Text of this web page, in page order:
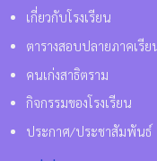
เกี่ยวกับโรงเรียน
ตารางสอบปลายภาคเรีย
คนเก่งสาธิตราม
กิจกรรมของโรงเรียน
ประกาศ/ประชาสัมพันธ์